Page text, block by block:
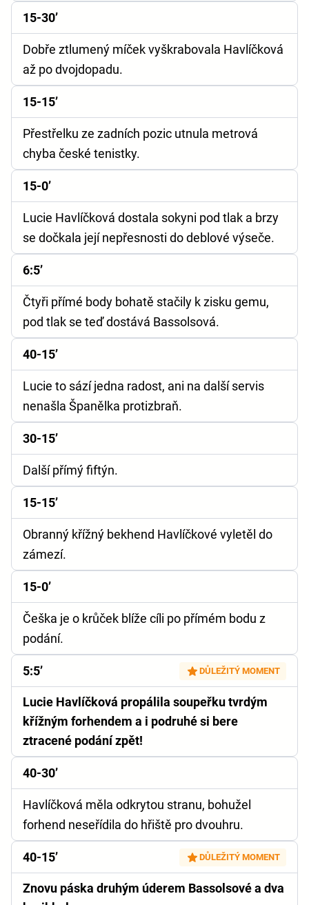
15-30’
Dobře ztlumený míček vyškrabovala Havlíčková
až po dvojdopadu.
15-15’
Přestřelku ze zadních pozic utnula metrová
chyba české tenistky.
15-0’
Lucie Havlíčková dostala sokyni pod tlak a brzy
se dočkala její nepřesnosti do deblové výseče.
6:5’
Čtyři přímé body bohatě stačily k zisku gemu,
pod tlak se teď dostává Bassolsová.
40-15’
Lucie to sází jedna radost, ani na další servis
nenašla Španělka protizbraň.
30-15’
Další přímý fiftýn.
15-15’
Obranný křížný bekhend Havlíčkové vyletěl do
zámezí.
15-0’
Češka je o krůček blíže cíli po přímém bodu z
podání.
5:5’ DŮLEŽITÝ MOMENT
Lucie Havlíčková propálila soupeřku tvrdým
křížným forhendem a i podruhé si bere
ztracené podání zpět!
40-30’
Havlíčková měla odkrytou stranu, bohužel
forhend neseřídila do hřiště pro dvouhru.
40-15’ DŮLEŽITÝ MOMENT
Znovu páska druhým úderem Bassolsové a dva